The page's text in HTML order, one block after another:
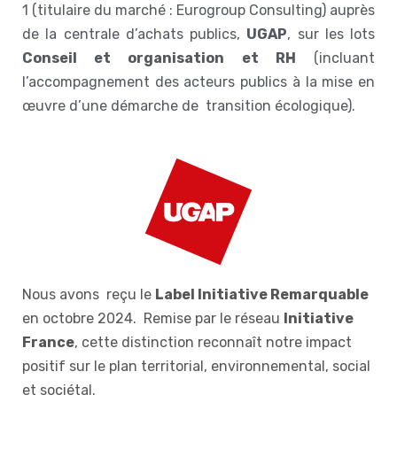
1 (titulaire du marché : Eurogroup Consulting) auprès
de la centrale d’achats publics, UGAP, sur les lots
Conseil et organisation et RH (incluant
l’accompagnement des acteurs publics à la mise en
œuvre d’une démarche de transition écologique).
Nous avons reçu le Label Initiative Remarquable
en octobre 2024. Remise par le réseau Initiative
France, cette distinction reconnaît notre impact
positif sur le plan territorial, environnemental, social
et sociétal.